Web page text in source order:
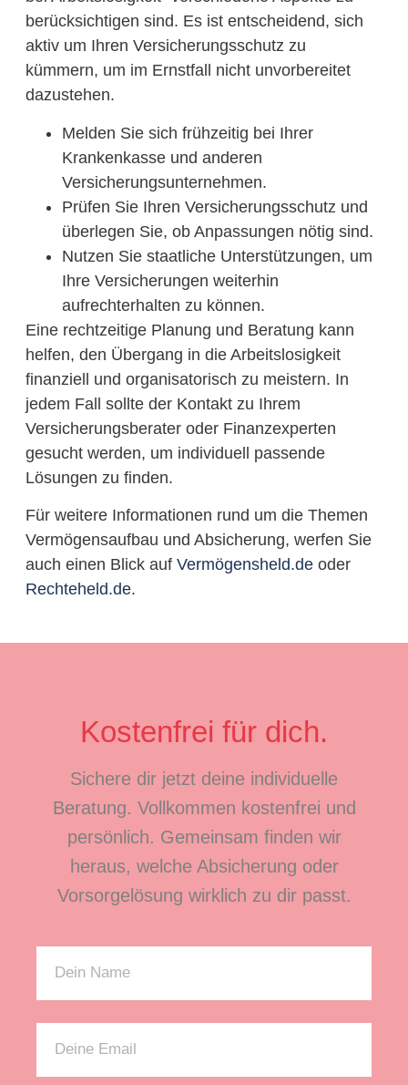
berücksichtigen sind. Es ist entscheidend, sich
aktiv um Ihren Versicherungsschutz zu
kümmern, um im Ernstfall nicht unvorbereitet
dazustehen.
Melden Sie sich frühzeitig bei Ihrer
Krankenkasse und anderen
Versicherungsunternehmen.
Prüfen Sie Ihren Versicherungsschutz und
überlegen Sie, ob Anpassungen nötig sind.
Nutzen Sie staatliche Unterstützungen, um
Ihre Versicherungen weiterhin
aufrechterhalten zu können.
Eine rechtzeitige Planung und Beratung kann
helfen, den Übergang in die Arbeitslosigkeit
finanziell und organisatorisch zu meistern. In
jedem Fall sollte der Kontakt zu Ihrem
Versicherungsberater oder Finanzexperten
gesucht werden, um individuell passende
Lösungen zu finden.
Für weitere Informationen rund um die Themen
Vermögensaufbau und Absicherung, werfen Sie
auch einen Blick auf Vermögensheld.deoder
Rechteheld.de.
Kostenfrei für dich.
Sichere dir jetzt deine individuelle
Beratung. Vollkommen kostenfrei und
persönlich. Gemeinsam finden wir
heraus, welche Absicherung oder
Vorsorgelösung wirklich zu dir passt.